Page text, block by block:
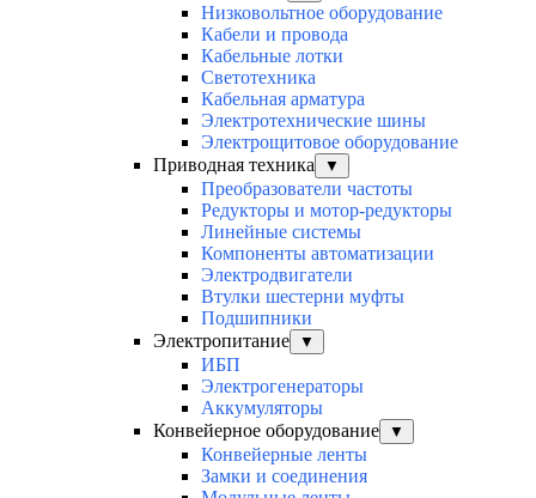
Низковольтное оборудование
Кабели и провода
Кабельные лотки
Светотехника
Кабельная арматура
Электротехнические шины
Электрощитовое оборудование
Приводная техника
▼
Преобразователи частоты
Редукторы и мотор-редукторы
Линейные системы
Компоненты автоматизации
Электродвигатели
Втулки шестерни муфты
Подшипники
Электропитание
▼
ИБП
Электрогенераторы
Аккумуляторы
Конвейерное оборудование
▼
Конвейерные ленты
Замки и соединения